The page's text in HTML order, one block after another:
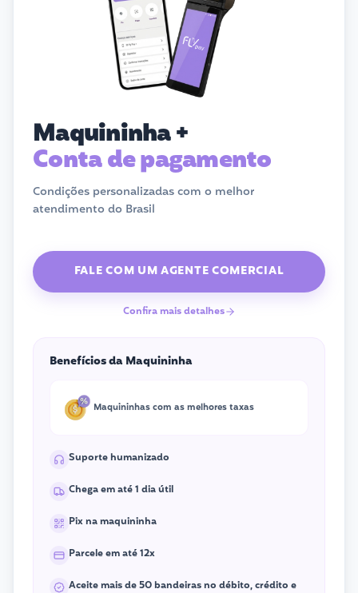
Maquininha +
Conta de pagamento
Condições personalizadas com o melhor
atendimento do Brasil
FALE COM UM AGENTE COMERCIAL
Confira mais detalhes
Benefícios da Maquininha
Maquininhas com as melhores taxas
Suporte humanizado
Chega em até 1 dia útil
Pix na maquininha
Parcele em até 12x
Aceite mais de 50 bandeiras no débito, crédito e